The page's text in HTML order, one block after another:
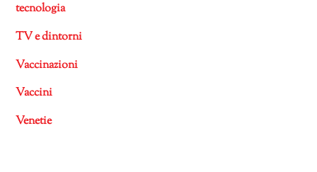
tecnologia
TV e dintorni
Vaccinazioni
Vaccini
Venetie